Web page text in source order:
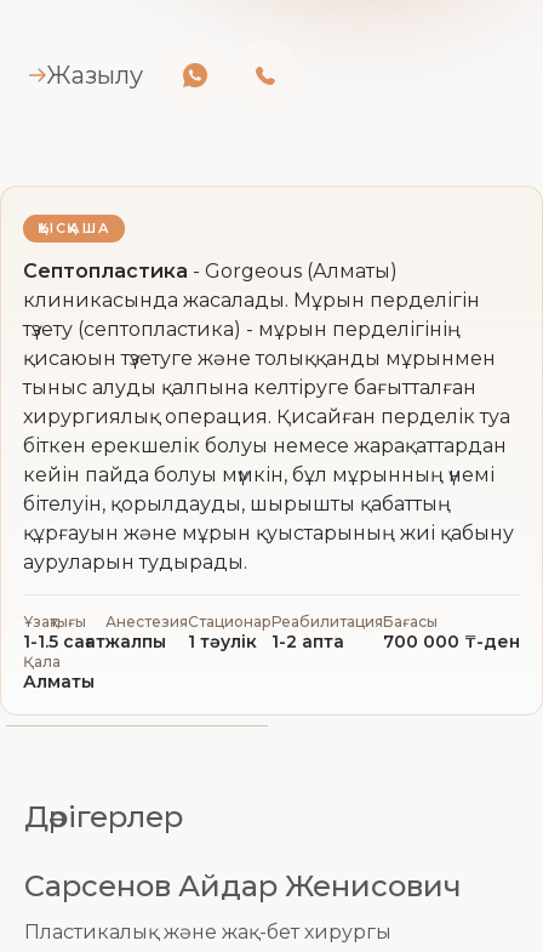
Жазылу
ҚЫСҚАША
Септопластика - Gorgeous (Алматы)
клиникасында жасалады. Мұрын перделігін
түзету (септопластика) - мұрын перделігінің
қисаюын түзетуге және толыққанды мұрынмен
тыныс алуды қалпына келтіруге бағытталған
хирургиялық операция. Қисайған перделік туа
біткен ерекшелік болуы немесе жарақаттардан
кейін пайда болуы мүмкін, бұл мұрынның үнемі
бітелуін, қорылдауды, шырышты қабаттың
құрғауын және мұрын қуыстарының жиі қабыну
ауруларын тудырады.
Ұзақтығы
1-1.5 сағат
Анестезия
жалпы
Стационар
1 тәулік
Реабилитация
1-2 апта
Бағасы
700 000 ₸-ден
Қала
Алматы
Дәрігерлер
Сарсенов Айдар Женисович
Пластикалық және жақ-бет хирургы